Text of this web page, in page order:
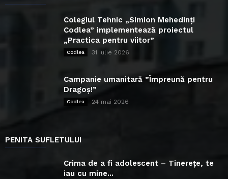
Colegiul Tehnic „Simion Mehedinți
Codlea” implementează proiectul
„Practica pentru viitor”
Codlea 31 iulie 2026
Campanie umanitară ”Împreună pentru
Dragoș!”
Codlea 24 mai 2026
PENITA SUFLETULUI
Crima de a fi adolescent – Tinerețe, te
iau cu mine...